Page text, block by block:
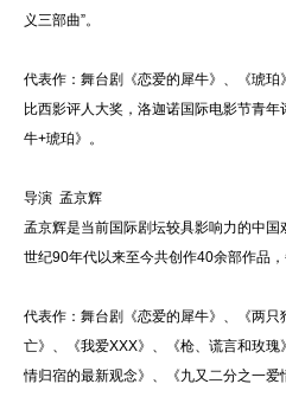
义三部曲”。
代表作：舞台剧《恋爱的犀牛》、《琥
比西影评人大奖，洛迦诺国际电影节青
牛+琥珀》。
导演 孟京辉
孟京辉是当前国际剧坛较具影响力的中
世纪90年代以来至今共创作40余部作品
代表作：舞台剧《恋爱的犀牛》、《两
亡》、《我爱XXX》、《枪、谎言和玫
情归宿的最新观念》、《九又二分之一爱